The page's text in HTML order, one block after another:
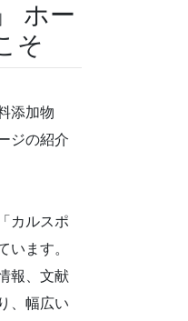
ホー
そ
添加物
ジの紹介
カルスポ
います。
報、文献
、幅広い